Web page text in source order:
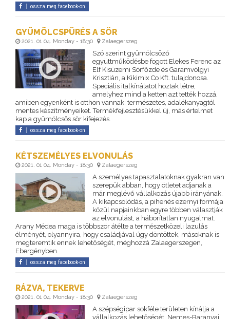
ossza meg facebook-on
GYÜMÖLCSPÜRÉS A SÖR
2021. 01 04. Monday - 18:30 Zalaegerszeg
Szó szerint gyümölcsöző
együttműködésbe fogott Elekes Ferenc az
Elf Kisüzemi Sörfőzde és Garamvölgyi
Krisztián, a Kikimix Co Kft. tulajdonosa.
Speciális italkínálatot hoztak létre,
amelyhez mind a ketten azt tették hozzá,
amiben egyenként is otthon vannak: természetes, adalékanyagtól
mentes készítményeiket. Termékfejlesztésükkel új, más értelmet
kap a gyümölcsös sör kifejezés.
ossza meg facebook-on
KÉTSZEMÉLYES ELVONULÁS
2021. 01 04. Monday - 18:30 Zalaegerszeg
A személyes tapasztalatoknak gyakran van
szerepük abban, hogy ötletet adjanak a
már meglévő vállalkozás újabb irányának.
A kikapcsolódás, a pihenés ezernyi formája
közül napjainkban egyre többen választják
az elvonulást, a háborítatlan nyugalmat.
Arany Médea maga is többször átélte a természetközeli lazulás
élményét, olyannyira, hogy családjával úgy döntöttek, másoknak is
megteremtik ennek lehetőségét, méghozzá Zalaegerszegen,
Ebergényben.
ossza meg facebook-on
RÁZVA, TEKERVE
2021. 01 04. Monday - 18:30 Zalaegerszeg
A szépségipar sokféle területen kínálja a
vállalkozás lehetőségét. Nemes-Baranyai